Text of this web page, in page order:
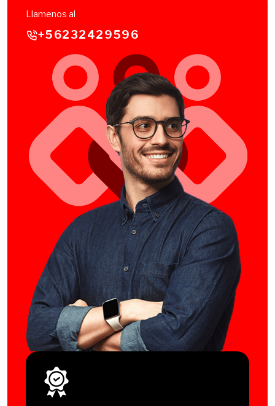
Llamenos al
+56232429596